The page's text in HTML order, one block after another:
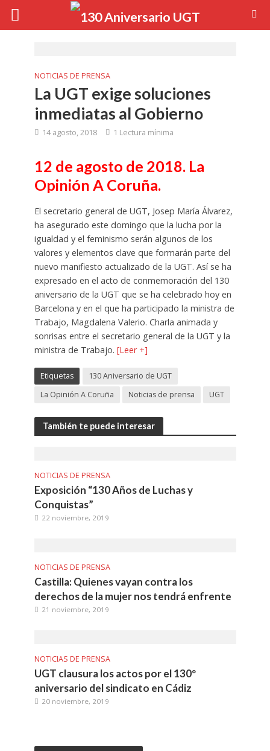
NOTICIAS DE PRENSA
La UGT exige soluciones
inmediatas al Gobierno
14 agosto, 2018 1 Lectura mínima
12 de agosto de 2018. La
Opinión A Coruña.
El secretario general de UGT, Josep María Álvarez,
ha asegurado este domingo que la lucha por la
igualdad y el feminismo serán algunos de los
valores y elementos clave que formarán parte del
nuevo manifiesto actualizado de la UGT. Así se ha
expresado en el acto de conmemoración del 130
aniversario de la UGT que se ha celebrado hoy en
Barcelona y en el que ha participado la ministra de
Trabajo, Magdalena Valerio. Charla animada y
sonrisas entre el secretario general de la UGT y la
ministra de Trabajo. [Leer +]
Etiquetas
130 Aniversario de UGT
La Opinión A Coruña
Noticias de prensa UGT
También te puede interesar
NOTICIAS DE PRENSA
Exposición “130 Años de Luchas y
Conquistas”
22 noviembre, 2019
NOTICIAS DE PRENSA
Castilla: Quienes vayan contra los
derechos de la mujer nos tendrá enfrente
21 noviembre, 2019
NOTICIAS DE PRENSA
UGT clausura los actos por el 130º
aniversario del sindicato en Cádiz
20 noviembre, 2019